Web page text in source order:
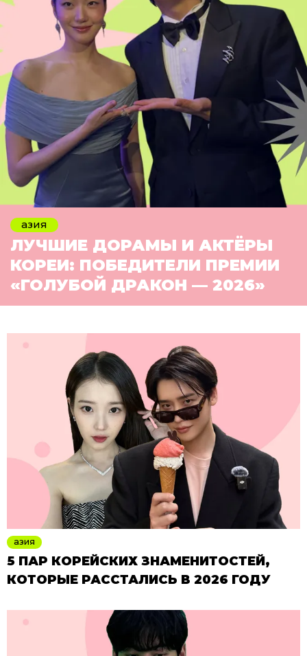
азия
ЛУЧШИЕ ДОРАМЫ И АКТЁРЫ
КОРЕИ: ПОБЕДИТЕЛИ ПРЕМИИ
«ГОЛУБОЙ ДРАКОН — 2026»
азия
5 ПАР КОРЕЙСКИХ ЗНАМЕНИТОСТЕЙ,
КОТОРЫЕ РАССТАЛИСЬ В 2026 ГОДУ